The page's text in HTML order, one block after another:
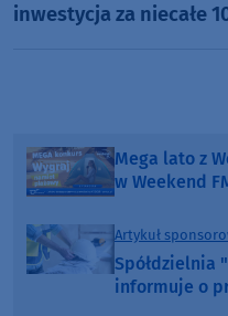
inwestycja za niecałe
Mega lato z
w Weekend
Artykuł
Spółdzielnia
informuje o